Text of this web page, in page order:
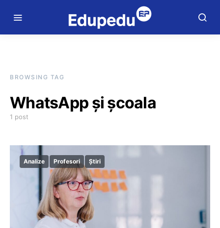
BROWSING TAG
WhatsApp și școala
1 post
Analize Profesori Știri